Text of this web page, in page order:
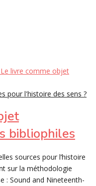
pour l'histoire des sens ?
bibliophiles
sources pour l’histoire
sur la méthodologie
: Sound and Nineteenth-